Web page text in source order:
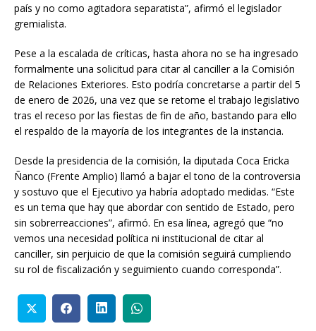
país y no como agitadora separatista”, afirmó el legislador
gremialista.
Pese a la escalada de críticas, hasta ahora no se ha ingresado
formalmente una solicitud para citar al canciller a la Comisión
de Relaciones Exteriores. Esto podría concretarse a partir del 5
de enero de 2026, una vez que se retome el trabajo legislativo
tras el receso por las fiestas de fin de año, bastando para ello
el respaldo de la mayoría de los integrantes de la instancia.
Desde la presidencia de la comisión, la diputada Coca Ericka
Ñanco (Frente Amplio) llamó a bajar el tono de la controversia
y sostuvo que el Ejecutivo ya habría adoptado medidas. “Este
es un tema que hay que abordar con sentido de Estado, pero
sin sobrerreacciones”, afirmó. En esa línea, agregó que “no
vemos una necesidad política ni institucional de citar al
canciller, sin perjuicio de que la comisión seguirá cumpliendo
su rol de fiscalización y seguimiento cuando corresponda”.